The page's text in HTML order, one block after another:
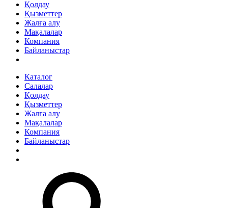
Қолдау
Қызметтер
Жалға алу
Мақалалар
Компания
Байланыстар
Каталог
Салалар
Қолдау
Қызметтер
Жалға алу
Мақалалар
Компания
Байланыстар